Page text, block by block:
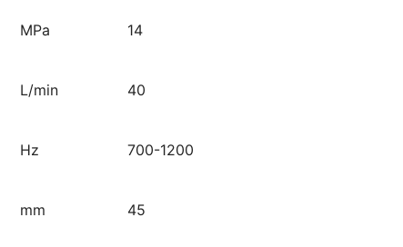
MPa 14
L/min 40
Hz 700-1200
mm 45